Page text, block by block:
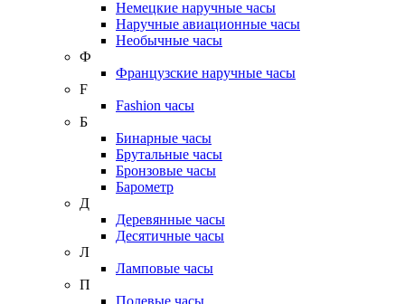
Немецкие наручные часы
Наручные авиационные часы
Необычные часы
Ф
Французские наручные часы
F
Fashion часы
Б
Бинарные часы
Брутальные часы
Бронзовые часы
Барометр
Д
Деревянные часы
Десятичные часы
Л
Ламповые часы
П
Полевые часы